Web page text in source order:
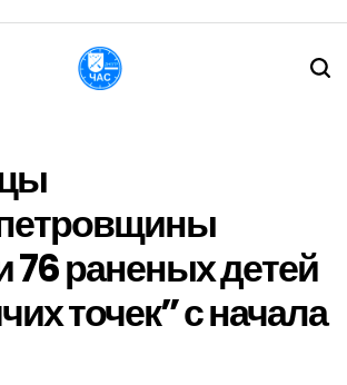
76 раненых детей
точек” с начала